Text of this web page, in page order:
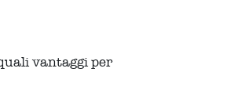
vantaggi per